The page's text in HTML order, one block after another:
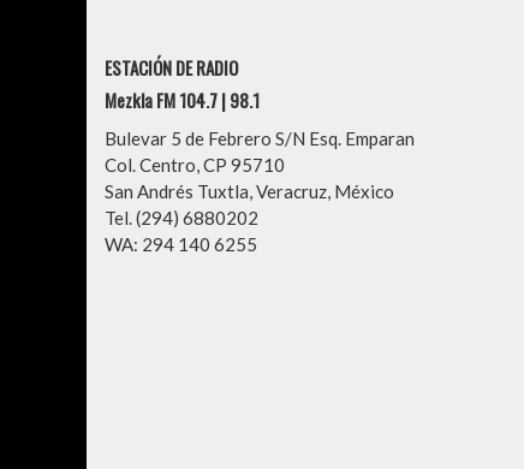
ESTACIÓN DE RADIO
Mezkla FM 104.7 | 98.1
Bulevar 5 de Febrero S/N Esq. Emparan
Col. Centro, CP 95710
San Andrés Tuxtla, Veracruz, México
Tel. (294) 6880202
WA: 294 140 6255